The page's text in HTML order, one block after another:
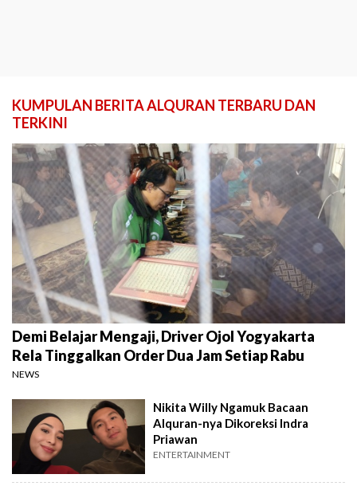
KUMPULAN BERITA ALQURAN TERBARU DAN
TERKINI
Demi Belajar Mengaji, Driver Ojol Yogyakarta
Rela Tinggalkan Order Dua Jam Setiap Rabu
NEWS
Nikita Willy Ngamuk Bacaan
Alquran-nya Dikoreksi Indra
Priawan
ENTERTAINMENT